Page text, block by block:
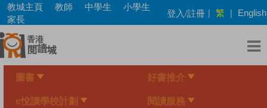
Skip
main
content
教城主頁 教師 中學生
小學生
家長
登入/註冊 | 繁 | English
圖書 好書推介
e悅讀學校計劃 閱讀服務